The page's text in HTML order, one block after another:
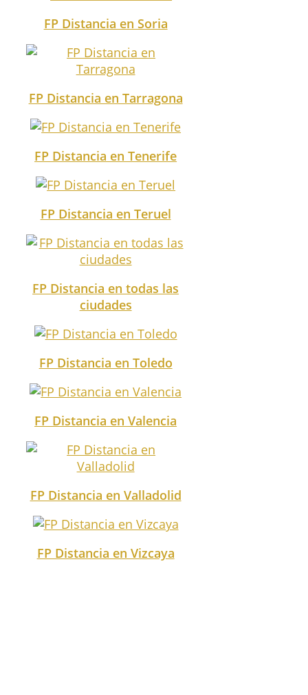
FP Distancia en Soria
FP Distancia en Tarragona
FP Distancia en Tenerife
FP Distancia en Teruel
FP Distancia en todas las
ciudades
FP Distancia en Toledo
FP Distancia en Valencia
FP Distancia en Valladolid
FP Distancia en Vizcaya